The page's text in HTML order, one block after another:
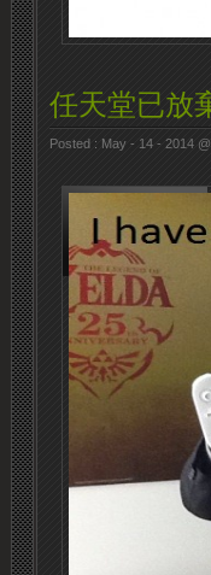
任天堂已放
Posted : May - 14 - 2014